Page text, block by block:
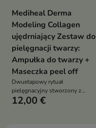
Mediheal Derma
Modeling Collagen
ujędrniający Zestaw do
pielęgnacji twarzy:
Ampułka do twarzy +
Maseczka peel off
Dwuetapowy rytuał
pielęgnacyjny stworzony z
myślą o skórze wymagającej
12,00 €